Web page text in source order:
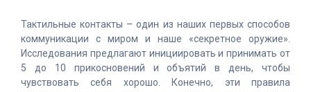
Тактильные контакты – один из наших первых способов
коммуникации с миром и наше «секретное оружие».
Исследования предлагают инициировать и принимать от
5 до 10 прикосновений и объятий в день, чтобы
чувствовать себя хорошо. Конечно, эти правила